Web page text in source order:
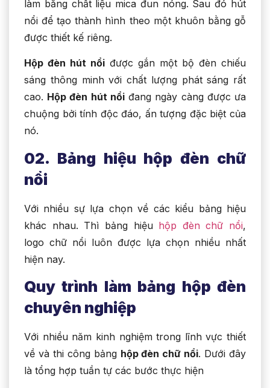
làm bằng chất liệu mica đun nóng. Sau đó hút
nổi để tạo thành hình theo một khuôn bằng gỗ
được thiết kế riêng.
Hộp đèn hút nổi được gắn một bộ đèn chiếu
sáng thông minh với chất lượng phát sáng rất
cao. Hộp đèn hút nổiđang ngày càng được ưa
chuộng bởi tính độc đáo, ấn tượng đặc biệt của
nó.
02. Bảng hiệu hộp đèn chữ
nổi
Với nhiều sự lựa chọn về các kiểu bảng hiệu
khác nhau. Thì bảng hiệu hộp đèn chữ nổi,
logo chữ nổi luôn được lựa chọn nhiều nhất
hiện nay.
Quy trình làm bảng hộp đèn
chuyên nghiệp
Với nhiều năm kinh nghiệm trong lĩnh vực thiết
về và thi công bảng hộp đèn chữ nổi. Dưới đây
là tổng hợp tuần tự các bước thực hiện